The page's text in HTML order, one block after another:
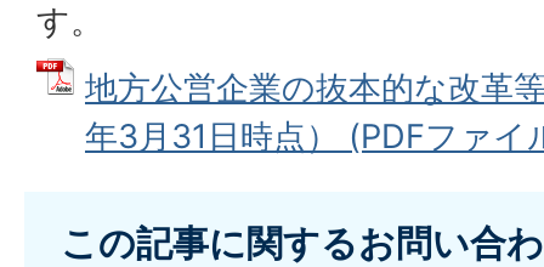
す。
地方公営企業の抜本的な改革
年3月31日時点） (PDFファイ
この記事に関するお問い合